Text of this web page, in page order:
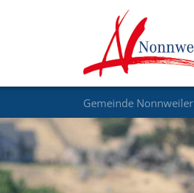
Gemeinde Nonnweiler